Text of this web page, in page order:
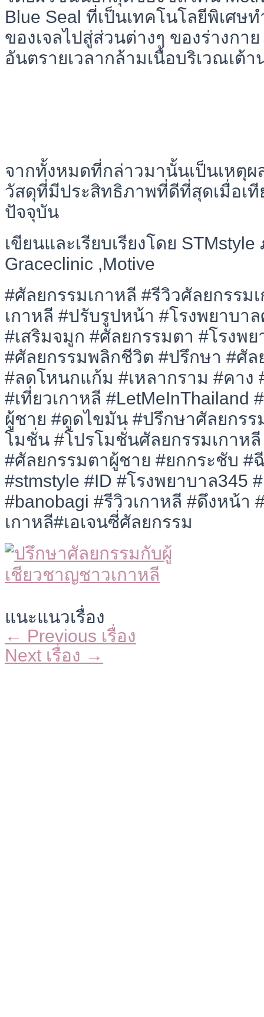
Blue Seal ที่เป็นเทคโนโลยีพิเศษ
ของเจลไปสู่ส่วนต่างๆ ของร่างกา
อันตรายเวลากล้ามเนื้อบริเวณเต้
จากทั้งหมดที่กล่าวมานั้นเป็นเหตุผ
วัสดุที่มีประสิทธิภาพที่ดีที่สุดเมื่อเ
ปัจจุบัน
เขียนและเรียบเรียงโดย
Graceclinic ,Motive
#ศัลยกรรมเกาหลี #รีวิวศัลยกรรม
เกาหลี #ปรับรูปหน้า #โรงพยาบา
#เสริมจมูก #ศัลยกรรมตา #โรงพย
#ศัลยกรรมพลิกชีวิต #ปรึกษา #ศั
#ลดโหนกแก้ม #เหลากราม #คาง
#เที่ยวเกาหลี #LetMeInThailand
ผู้ชาย #ดูดไขมัน #ปรึกษาศัลยกรร
โมชั่น #โปรโมชั่นศัลยกรรมเกาหลี
#ศัลยกรรมตาผู้ชาย #ยกกระชับ
#stmstyle #ID #โรงพยาบาล345
#banobagi #รีวิวเกาหลี #ดึงหน้า
เกาหลี#เอเจนซี่ศัลยกรรม
แนะแนวเรื่อง
← Previous เรื่อง
Next เรื่อง →